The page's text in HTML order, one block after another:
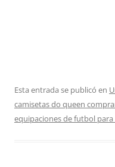
Esta entrada se publicó en
camisetas do queen
equipaciones de futbol